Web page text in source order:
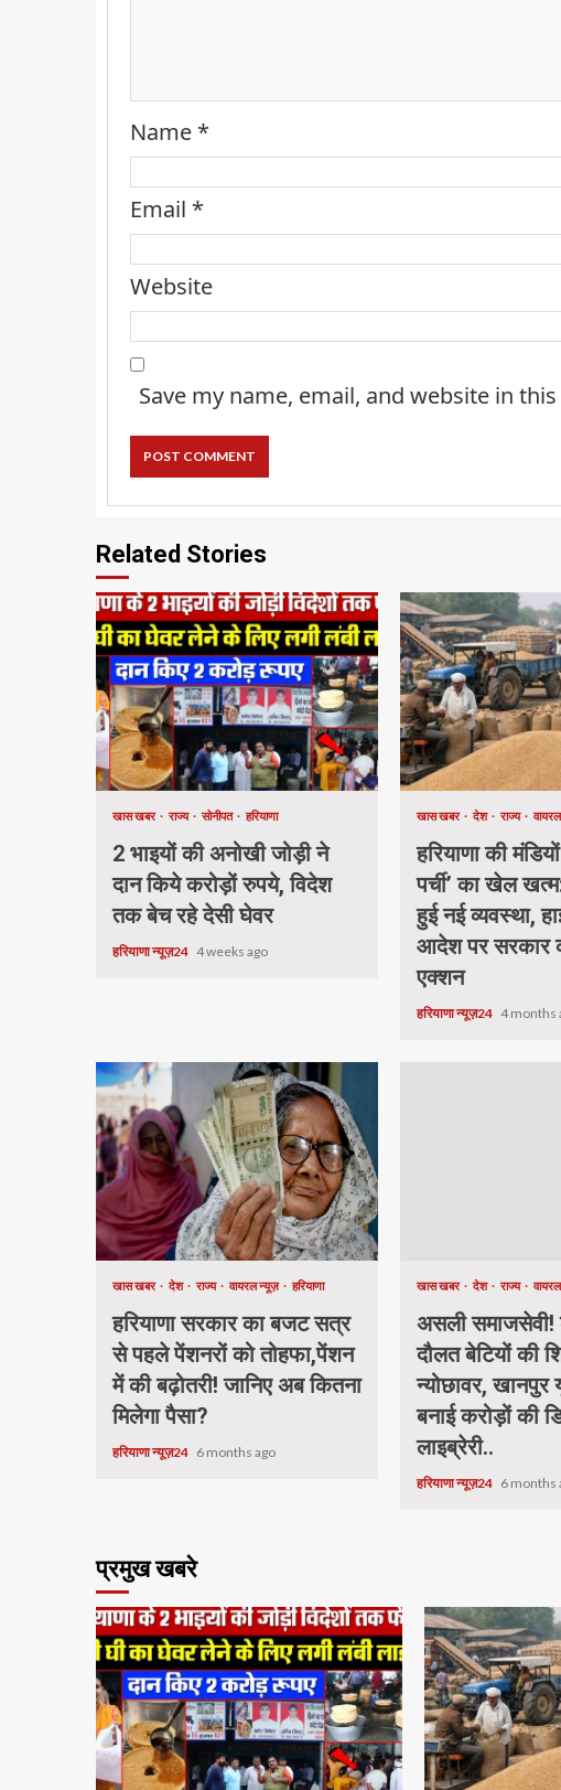
Name *
Email *
Website
Save my name, email, and website in
Related Stories
खास खबर राज्य सोनीपत हरियाणा
2 भाइयों की अनोखी जोड़ी ने
दान किये करोड़ों रुपये, विदेश
तक बेच रहे देसी घेवर
हरियाणा न्यूज़24 4 weeks ago
खास खबर देश राज्य
हरियाणा की
पर्ची’ का खेल
हुई नई व्यवस्था,
आदेश पर सरकार
एक्शन
हरियाणा न्यूज़24 4 months
खास खबर देश राज्य वायरल न्यूज़ हरियाणा
हरियाणा सरकार का बजट सत्र
से पहले पेंशनरों को तोहफा,पेंशन
में की बढ़ोतरी! जानिए अब कितना
मिलेगा पैसा?
हरियाणा न्यूज़24 6 months ago
खास खबर देश राज्य
असली समाजसेवी!
दौलत बेटियों की
न्योछावर, खानपुर
बनाई करोड़ों की
लाइब्रेरी..
हरियाणा न्यूज़24 6 months
प्रमुख खबरे